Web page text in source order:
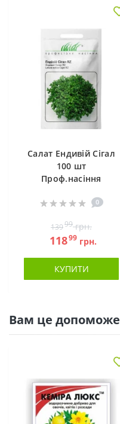
Салат Ендивій Сігал
100 шт
Проф.насіння
0
13999грн.
11899грн.
КУПИТИ
Вам це допоможе